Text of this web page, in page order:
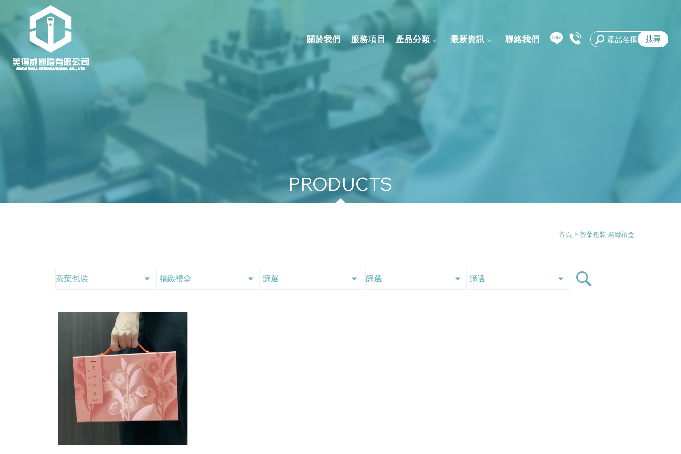
關於我們 服務項目 產品分類 最新資訊 聯絡我們
茶葉包裝-精緻禮盒
首頁 > 茶葉包裝-精緻禮盒